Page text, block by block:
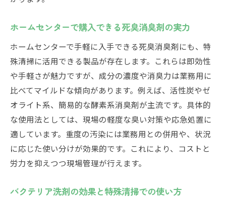
ホームセンターで購入できる死臭消臭剤の実力
ホームセンターで手軽に入手できる死臭消臭剤にも、特
殊清掃に活用できる製品が存在します。これらは即効性
や手軽さが魅力ですが、成分の濃度や消臭力は業務用に
比べてマイルドな傾向があります。例えば、活性炭やゼ
オライト系、簡易的な酵素系消臭剤が主流です。具体的
な使用法としては、現場の軽度な臭い対策や応急処置に
適しています。重度の汚染には業務用との併用や、状況
に応じた使い分けが効果的です。これにより、コストと
労力を抑えつつ現場管理が行えます。
バクテリア洗剤の効果と特殊清掃での使い方